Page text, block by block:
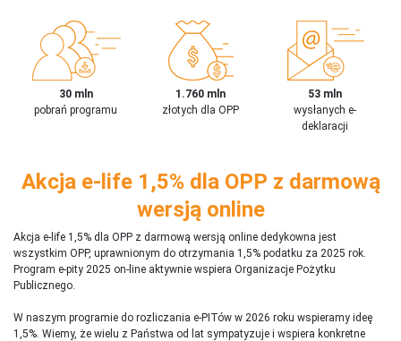
30 mln
pobrań programu
1.760 mln
złotych dla OPP
53 mln
wysłanych e-
deklaracji
Akcja e-life 1,5% dla OPP z darmową
wersją online
Akcja e-life 1,5% dla OPP z darmową wersją online dedykowna jest
wszystkim OPP, uprawnionym do otrzymania 1,5% podatku za 2025 rok.
Program e-pity 2025 on-line aktywnie wspiera Organizacje Pożytku
Publicznego.
W naszym programie do rozliczania e-PITów w 2026 roku wspieramy ideę
1,5%. Wiemy, że wielu z Państwa od lat sympatyzuje i wspiera konkretne